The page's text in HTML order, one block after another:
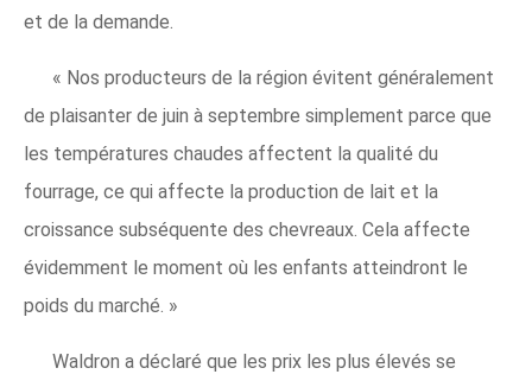
et de la demande.
« Nos producteurs de la région évitent généralement
de plaisanter de juin à septembre simplement parce que
les températures chaudes affectent la qualité du
fourrage, ce qui affecte la production de lait et la
croissance subséquente des chevreaux. Cela affecte
évidemment le moment où les enfants atteindront le
poids du marché. »
Waldron a déclaré que les prix les plus élevés se